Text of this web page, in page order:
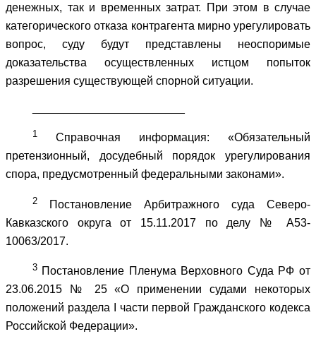
денежных, так и временных затрат. При этом в случае
категорического отказа контрагента мирно урегулировать
вопрос, суду будут представлены неоспоримые
доказательства осуществленных истцом попыток
разрешения существующей спорной ситуации.
1 Справочная информация: «Обязательный
претензионный, досудебный порядок урегулирования
спора, предусмотренный федеральными законами».
2Постановление Арбитражного суда Северо-
Кавказского округа от 15.11.2017 по делу № А53-
10063/2017.
3Постановление Пленума Верховного Суда РФ от
23.06.2015 № 25 «О применении судами некоторых
положений раздела I части первой Гражданского кодекса
Российской Федерации».